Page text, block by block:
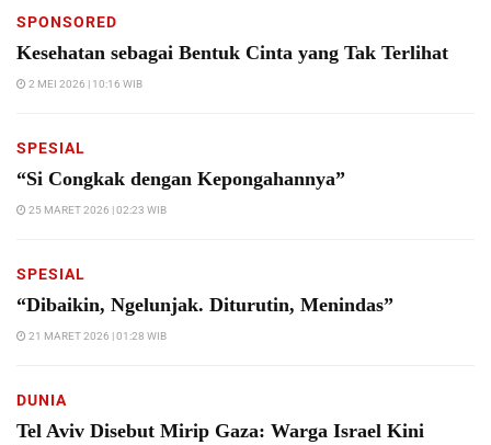
SPONSORED
Kesehatan sebagai Bentuk Cinta yang Tak Terlihat
2 MEI 2026 | 10:16 WIB
SPESIAL
“Si Congkak dengan Kepongahannya”
25 MARET 2026 | 02:23 WIB
SPESIAL
“Dibaikin, Ngelunjak. Diturutin, Menindas”
21 MARET 2026 | 01:28 WIB
DUNIA
Tel Aviv Disebut Mirip Gaza: Warga Israel Kini